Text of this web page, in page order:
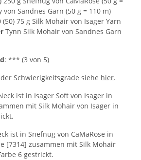
von Sandnes Garn (50 g = 110 m)
(50) 75 g Silk Mohair von Isager Yarn
Tynn Silk Mohair von Sandnes Garn
: *** (3 von 5)
Schwierigkeitsgrade siehe hier.
ist in Isager Soft von Isager in
mit Silk Mohair von Isager in
ist in Snefnug von CaMaRose in
[7314] zusammen mit Silk Mohair
6 gestrickt.